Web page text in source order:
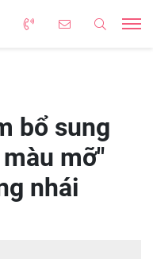
bổ sung
mỡ"
nhái